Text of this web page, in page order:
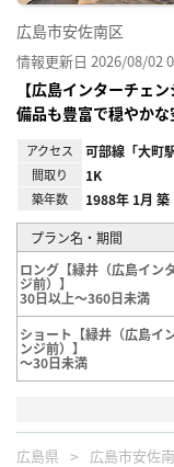
広島市安佐南区
情報更新日 2026/08/02
【広島インターチェ
備品も豊富で穏やか
アクセス 可部線「大町
間取り 1K
築年数 1988年 1月 築
プラン名・期間
ロング【緑井（広島イン
ジ前）】
30日以上～360日未満
ショート【緑井（広島イ
ンジ前）】
～30日未満
広島県 広島市安佐